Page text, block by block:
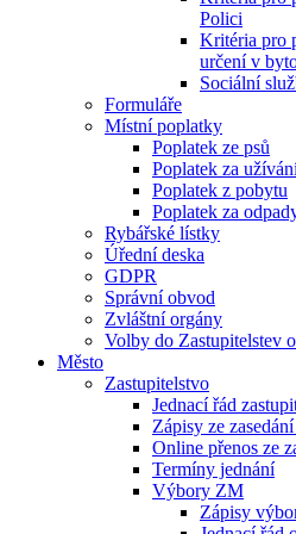
Polici
Kritéria pro
určení v
Sociální
Formuláře
Místní poplatky
Poplatek ze psů
Poplatek za
Poplatek z pobytu
Poplatek za
Rybářské lístky
Úřední deska
GDPR
Správní obvod
Zvláštní orgány
Volby do Zastupitelstev
Město
Zastupitelstvo
Jednací řád
Zápisy ze
Online přenos ze
Termíny jednání
Výbory ZM
Zápisy